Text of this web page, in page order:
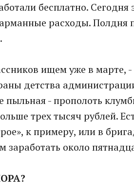
бесплатно. Сегодня
расходы. Полдня
ищем уже в марте, -
детства
- прополоть
трех тысяч рублей.
к примеру, или в
заработать около